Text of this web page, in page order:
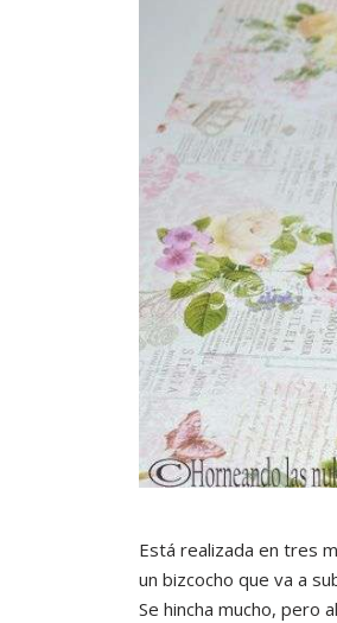
Está realizada en tres
un bizcocho que va a
Se hincha mucho, pero